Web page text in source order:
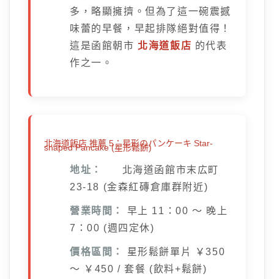
多，略顯擁擠。但為了這一碗震撼
味蕾的早餐，早起排隊絕對值得！
這是函館朝市 北海道飯店 的代表
作之一。
北海道飯店 推薦 5：星形のパンケーキ Star-
shaped Pancake (星形鬆餅)
地址：
北海道函館市末広町
23-18 (金森紅磚倉庫群附近)
營業時間：
早上 11：00 ～ 晚上
7：00 (週四定休)
價格區間：
星形鬆餅單片 ￥350
～ ￥450 / 套餐 (飲料+鬆餅)